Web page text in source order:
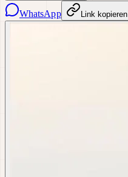
WhatsApp Link kopieren